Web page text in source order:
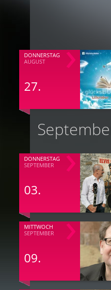
DONNERSTAG
AUGUST
27.
DONNERSTAG
SEPTEMBER
03.
MITTWOCH
SEPTEMBER
09.